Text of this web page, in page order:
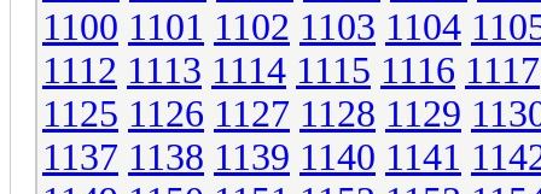
1100 1101 1102 1103 1104
1112 1113 1114 1115 1116 1117
1125 1126 1127 1128 1129
1137 1138 1139 1140 1141